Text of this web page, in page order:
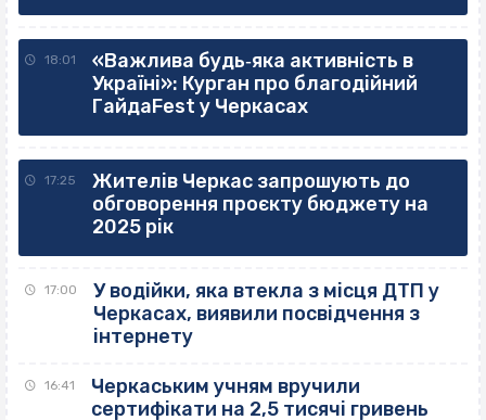
18:01
«Важлива будь‐яка активність в
Україні»: Курган про благодійний
ГайдаFest у Черкасах
17:25
Жителів Черкас запрошують до
обговорення проєкту бюджету на
2025 рік
17:00
У водійки, яка втекла з місця ДТП у
Черкасах, виявили посвідчення з
інтернету
16:41
Черкаським учням вручили
сертифікати на 2,5 тисячі гривень